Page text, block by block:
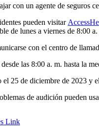
con un agente de seguros
pueden visitar
de lunes a viernes de 8:00
con el centro de
las 8:00 a. m. hasta la
el 25 de diciembre de 2023 y
de audición pueden